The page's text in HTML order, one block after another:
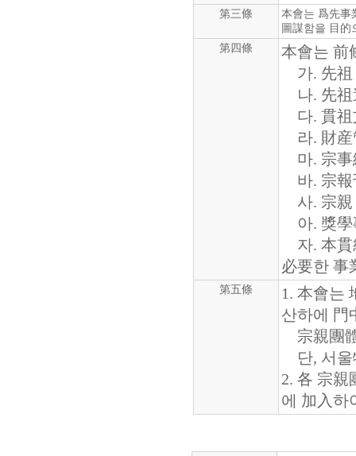
第三條
本會는 爲先事
圖謀함을 目的
第四條
本會는 前
가. 先祖
나. 先祖
다. 貫祖
라. 財産
마. 宗事
바. 宗報
사. 宗親
아. 獎學
자. 本貫
必要한 事
第五條
1. 本會는
산하에 門
宗親團
단, 서울
2. 各 宗親
에 加入하